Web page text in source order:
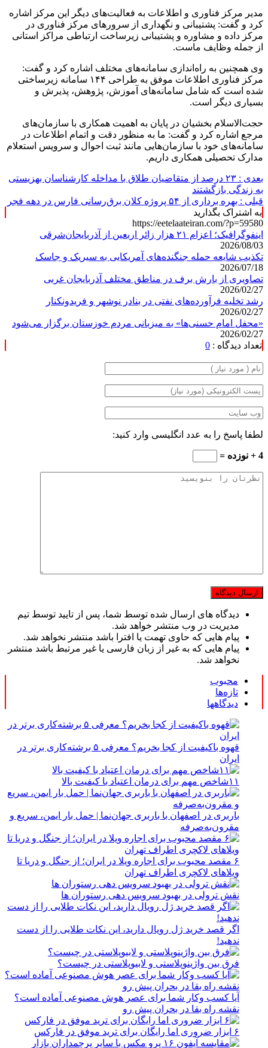
مدیر مرکز فناوری و اطلاعات به فعالیت‌های دیگر این مرکز اشاره
کرد و گفت: پشتیبانی و نگهداری از سرورهای مرکز فناوری در
مرکز داده و مشاوره و پشتیبانی زیرساخت ارتباطی مراکز استانی
از جمله وظایف ماست.
وی همچنین به راه‌اندازی سامانه‌های مختلف اشاره کرد و گفت:
مرکز فناوری اطلاعات موفق به طراحی ۱۴۴ سامانه زیرساختی
شده است که شامل سامانه‌های آموزش، پژوهش، پذیرش و
بسیاری دیگر است.
حجت‌الاسلام بخشیان در پایان به اهمیت همکاری با سازمان‌های
مرجع اشاره کرد و گفت: ما به منظور دقت و اتمام اطلاعات در
سامانه‌های خود با سازمان‌هایی مانند ثبت احوال و سرویس استعلام
مدارک تحصیلی همکاری داریم.
بعدی :
۲۳ درصد از متقاضیان طلاق با مداخله کارشناسان بهزیستی
به زندگی بازگشتند
قبلی : بهره برداری از ۵۴ پروژه کلان برق‌رسانی فارس در دهه فجر
به اشتراک بگذارید
https://eetelaateiran.com/?p=59580
اینفوگرافیک؛ اعزام ۲۱ هزار زائر اربعین از آذربایجان‌شرقی
2026/08/03
تکذیب شایعه حمله جنگنده‌های آمریکایی به سیریک و جاسک
2026/07/18
تصاویری از بارش برف در مناطق مختلف آذربایجان غربی
2026/02/27
رشد تخلیه فرآورده‌های نفتی در بنادر نوشهر و فریدونکنار
2026/02/27
«محفل امام حسنی‌ها» به میزبانی مردم خوزستان برگزار می‌شود
2026/02/27
تعداد دیدگاه : 0
لطفا پاسخ را به عدد انگلیسی وارد کنید:
4 + نوزده =
دیدگاه های ارسال شده توسط شما، پس از تایید توسط تیم
مدیریت در وب منتشر خواهد شد.
پیام هایی که حاوی تهمت یا افترا باشد منتشر نخواهد شد.
پیام هایی که به غیر از زبان فارسی یا غیر مرتبط باشد منتشر
نخواهد شد.
محبوب
تازه‌ها
دیدگاهها
قهوه باکیفیت از کجا بخریم؟ معرفی ۵ برشته‌کاری برتر در
ایران
۱۱شاخص مهم برای درمان اعتیاد با کیفیت بالا
باربری در اصفهان با باربری جهان‌نما | حمل بار ایمن، سریع و
مقرون‌به‌صرفه
۶ مقصد محبوب برای اجاره ویلا در ایران؛ از جنگل و دریا تا
ویلاهای لاکچری اطراف تهران
نقش ترولی در بهبود سرویس دهی رستوران ها
اگر قصد خرید ژل رویال دارید، این نکات طلایی را از دست
ندهید!
فرق بین واژینوپلاستی و لابیوپلاستی در چیست؟
آیا کسب وکار شما برای عصر هوش مصنوعی آماده است؟
نقشه راه بقا در بحران پیش رو
۶ ابزار ضروری اما رایگان برای ترید موفق در فارکس